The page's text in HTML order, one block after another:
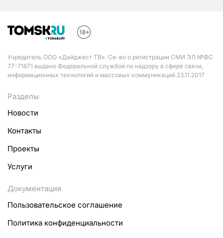
Учредитель ООО «Дайджест ТВ». Св-во о регистрации СМИ ЭЛ №ФС
77-71671 выдано Федеральной службой по надзору в сфере связи,
информационных технологий и массовых коммуникаций 23.11.2017
Разделы
Новости
Контакты
Проекты
Услуги
Документация
Пользовательское соглашение
Политика конфиденциальности